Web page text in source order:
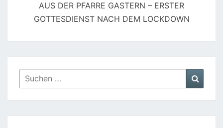
AUS DER PFARRE GASTERN – ERSTER
GOTTESDIENST NACH DEM LOCKDOWN
Suchen
nach: